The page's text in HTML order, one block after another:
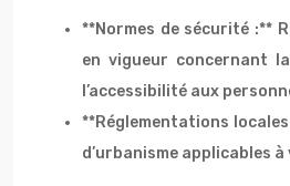
**Normes de sécurité :**
en vigueur concernant
l’accessibilité aux
**Réglementations
d’urbanisme applicables